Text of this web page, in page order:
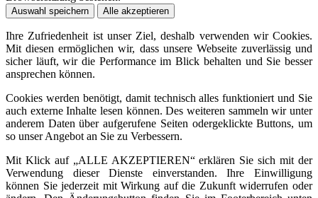
Auswahl speichern Alle akzeptieren
Ihre Zufriedenheit ist unser Ziel, deshalb verwenden wir Cookies.
Mit diesen ermöglichen wir, dass unsere Webseite zuverlässig und
sicher läuft, wir die Performance im Blick behalten und Sie besser
ansprechen können.
Cookies werden benötigt, damit technisch alles funktioniert und Sie
auch externe Inhalte lesen können. Des weiteren sammeln wir unter
anderem Daten über aufgerufene Seiten odergeklickte Buttons, um
so unser Angebot an Sie zu Verbessern.
Mit Klick auf „ALLE AKZEPTIEREN“ erklären Sie sich mit der
Verwendung dieser Dienste einverstanden. Ihre Einwilligung
können Sie jederzeit mit Wirkung auf die Zukunft widerrufen oder